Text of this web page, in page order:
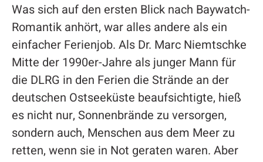
Was sich auf den ersten Blick nach Baywatch-
Romantik anhört, war alles andere als ein
einfacher Ferienjob. Als Dr. Marc Niemtschke
Mitte der 1990er-Jahre als junger Mann für
die DLRG in den Ferien die Strände an der
deutschen Ostseeküste beaufsichtigte, hieß
es nicht nur, Sonnenbrände zu versorgen,
sondern auch, Menschen aus dem Meer zu
retten, wenn sie in Not geraten waren. Aber